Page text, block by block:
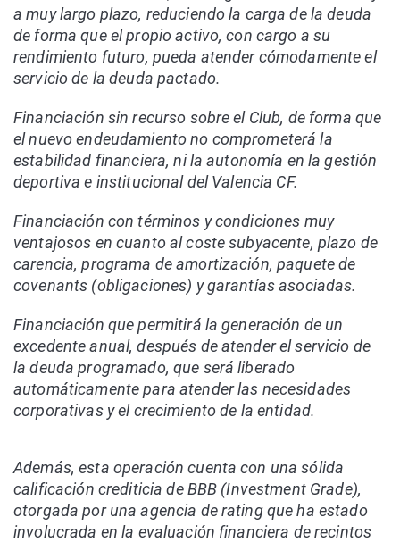
a muy largo plazo, reduciendo la carga de la deuda
de forma que el propio activo, con cargo a su
rendimiento futuro, pueda atender cómodamente el
servicio de la deuda pactado.
Financiación sin recurso sobre el Club, de forma que
el nuevo endeudamiento no comprometerá la
estabilidad financiera, ni la autonomía en la gestión
deportiva e institucional del Valencia CF.
Financiación con términos y condiciones muy
ventajosos en cuanto al coste subyacente, plazo de
carencia, programa de amortización, paquete de
covenants (obligaciones) y garantías asociadas.
Financiación que permitirá la generación de un
excedente anual, después de atender el servicio de
la deuda programado, que será liberado
automáticamente para atender las necesidades
corporativas y el crecimiento de la entidad.
Además, esta operación cuenta con una sólida
calificación crediticia de BBB (Investment Grade),
otorgada por una agencia de rating que ha estado
involucrada en la evaluación financiera de recintos